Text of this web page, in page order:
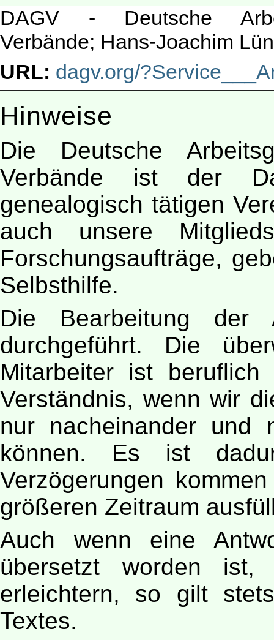
DAGV - Deutsche
Verbände; Hans-Joachim
URL: dagv.org/
Hinweise
Die Deutsche
Verbände ist der
genealogisch tätigen
auch unsere
Forschungsaufträge,
Selbsthilfe.
Die Bearbeitung der
durchgeführt. Die
Mitarbeiter ist
Verständnis, wenn wir
nur nacheinander und
können. Es ist
Verzögerungen
größeren Zeitraum
Auch wenn eine
übersetzt worden
erleichtern, so gilt
Textes.